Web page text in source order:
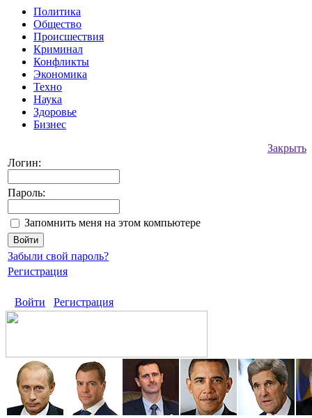
Политика
Общество
Происшествия
Криминал
Конфликты
Экономика
Техно
Наука
Здоровье
Бизнес
Закрыть
Логин:
Пароль:
Запомнить меня на этом компьютере
Забыли свой пароль?
Регистрация
Войти Регистрация